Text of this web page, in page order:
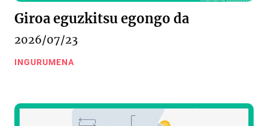
Giroa eguzkitsu egongo da
2026/07/23
INGURUMENA